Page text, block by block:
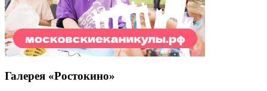
Галерея «Ростокино»